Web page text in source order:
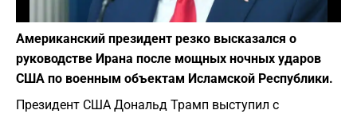
Фото: depositphotos.com
Американский президент резко высказался о
руководстве Ирана после мощных ночных ударов
США по военным объектам Исламской Республики.
Президент США Дональд Трамп выступил с